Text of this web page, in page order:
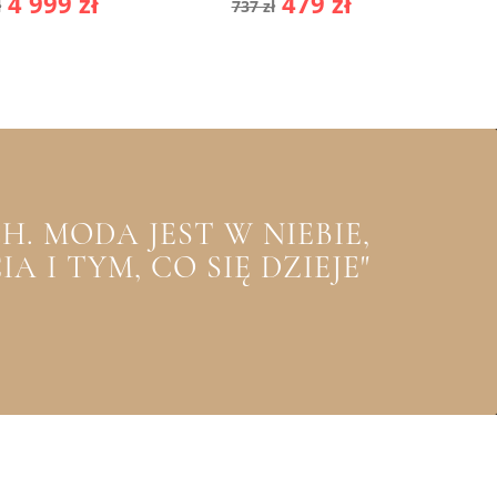
podstawowa
737 zł
MODA JEST W NIEBIE,
I TYM, CO SIĘ DZIEJE"